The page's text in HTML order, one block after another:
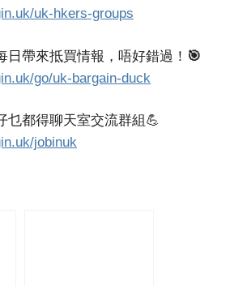
uk-hkers-groups
帶來抵買情報，唔好錯過！ 🎯
go/uk-bargain-duck
乜都得聊天室交流群組💪
jobinuk